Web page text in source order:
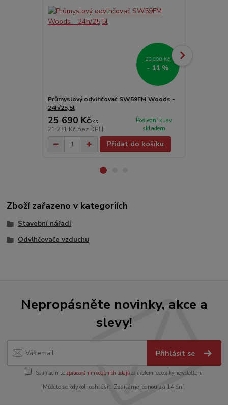
28 990 Kč
- 11 %
Průmyslový odvlhčovač SW59FM Woods -
24h/25,5l
25 690 Kč/ks
21 231 Kč bez DPH
Poslední kusy
skladem
Přidat do košíku
Zboží zařazeno v kategoriích
Stavební nářadí
Odvlhčovače vzduchu
Nepropásněte novinky, akce a
slevy!
Přihlásit se
Souhlasím se zpracováním osobních údajůza účelem rozesílky newsletteru.
Můžete se kdykoli odhlásit. Zasíláme jednou za 14 dní.